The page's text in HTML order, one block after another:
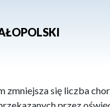
zmniejsza się liczba